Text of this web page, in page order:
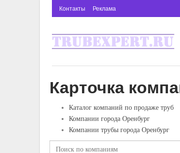
Контакты Реклама
Карточка
Каталог компаний по продаже труб
Компании города Оренбург
Компании трубы города Оренбург